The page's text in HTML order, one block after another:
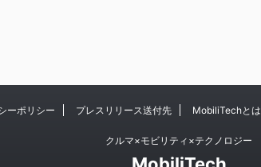
ーポリシー プレスリリース送付先 MobiliTechとは
クルマ×モビリティ×テクノロジー